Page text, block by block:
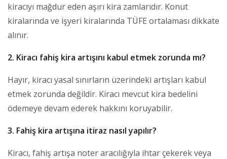
kiracıyı mağdur eden aşırı kira zamlarıdır. Konut
kiralarında ve işyeri kiralarında TÜFE ortalaması dikkate
alınır.
2. Kiracı fahiş kira artışını kabul etmek zorunda mı?
Hayır, kiracı yasal sınırların üzerindeki artışları kabul
etmek zorunda değildir. Kiracı mevcut kira bedelini
ödemeye devam ederek hakkını koruyabilir.
3. Fahiş kira artışına itiraz nasıl yapılır?
Kiracı, fahiş artışa noter aracılığıyla ihtar çekerek veya